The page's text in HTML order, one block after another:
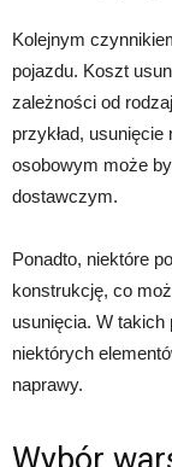
Kolejnym
pojazdu. Koszt
zależności od
przykład,
osobowym może
dostawczym.
Ponadto, niektóre
konstrukcję, co
usunięcia. W
niektórych
naprawy.